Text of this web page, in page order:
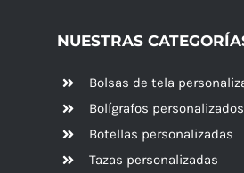
NUESTRAS
Bolsas de tela
Bolígrafos personalizados
Botellas personalizadas
Tazas personalizadas